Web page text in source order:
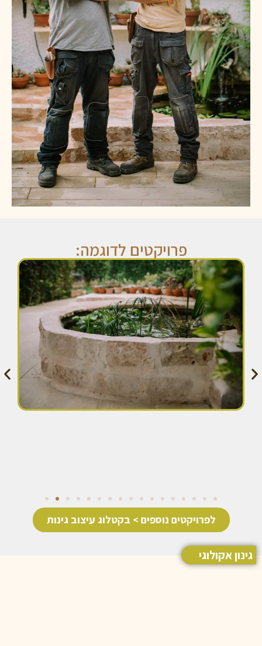
פרויקטים לדוגמה:
לפרויקטים נוספים > בקטלוג עיצוב גינות
גינון אקולוגי